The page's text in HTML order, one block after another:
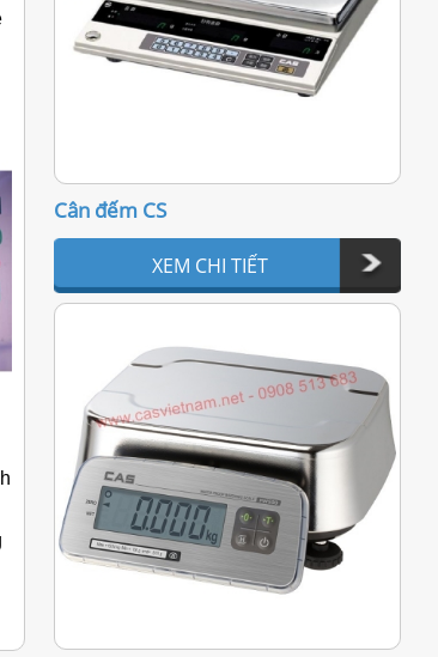
Cân đếm CS
XEM CHI TIẾT